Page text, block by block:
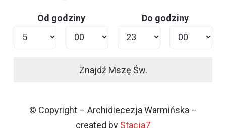
Od godziny Do godziny
Znajdź Mszę Św.
© Copyright – Archidiecezja Warmińska –
created by Stacja7